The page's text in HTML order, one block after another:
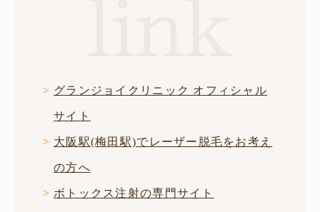
グランジョイクリニック オフィシャル
サイト
大阪駅(梅田駅)でレーザー脱毛をお考え
の方へ
ボトックス注射の専門サイト